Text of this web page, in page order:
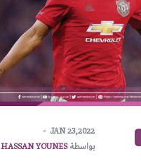
JAN 23,2022
بواسطةHASSAN YOUNES